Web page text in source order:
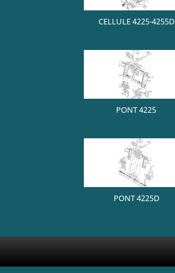
CELLULE 4225-4255D
PONT 4225
PONT 4225D